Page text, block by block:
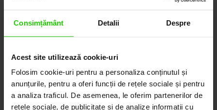
Consimțământ Detalii Despre
Acest site utilizează cookie-uri
Folosim cookie-uri pentru a personaliza conținutul și
anunțurile, pentru a oferi funcții de rețele sociale și pentru
a analiza traficul. De asemenea, le oferim partenerilor de
rețele sociale, de publicitate și de analize informații cu
13.90 ct, Citrin 5.18 ct, Ametist
2.25 ct, Diamante Naturale 0.61
20.225
3.35 ct
lei